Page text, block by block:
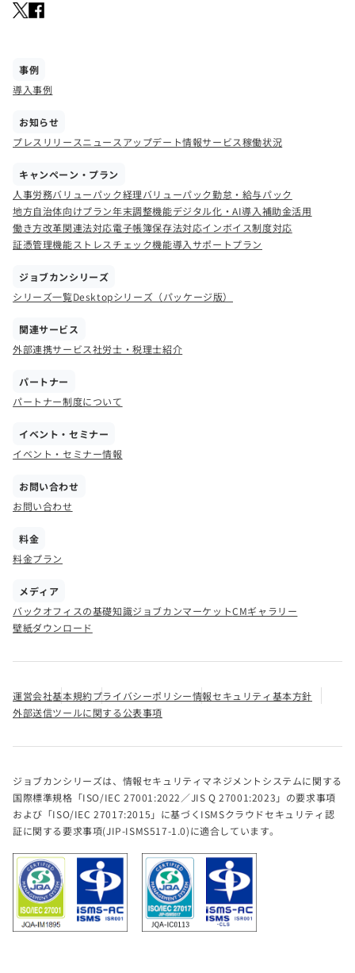
事例
導入事例
お知らせ
プレスリリースニュース アップデート情報サービス稼働状況
キャンペーン・プラン
人事労務バリューパック経理バリューパック勤怠・給与パック
地方自治体向けプラン年末調整機能デジタル化・AI導入補助金活用
働き方改革関連法対応電子帳簿保存法対応インボイス制度対応
証憑管理機能ストレスチェック機能導入サポートプラン
ジョブカンシリーズ
シリーズ一覧Desktopシリーズ（パッケージ版）
関連サービス
外部連携サービス社労士・税理士紹介
パートナー
パートナー制度について
イベント・セミナー
イベント・セミナー情報
お問い合わせ
お問い合わせ
料金
料金プラン
メディア
バックオフィスの基礎知識ジョブカンマーケットCMギャラリー
壁紙ダウンロード
運営会社基本規約プライバシーポリシー情報セキュリティ基本方針
外部送信ツールに関する公表事項
ジョブカンシリーズは、情報セキュリティマネジメントシステムに関する
国際標準規格「ISO/IEC 27001:2022／JIS Q 27001:2023」の要求事項
および「ISO/IEC 27017:2015」に基づくISMSクラウドセキュリティ認
証に関する要求事項(JIP-ISMS517-1.0)に適合しています。